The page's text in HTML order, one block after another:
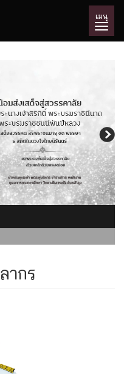
เมนู
องพัทลุง จ.พัทลุง 93000
ากร